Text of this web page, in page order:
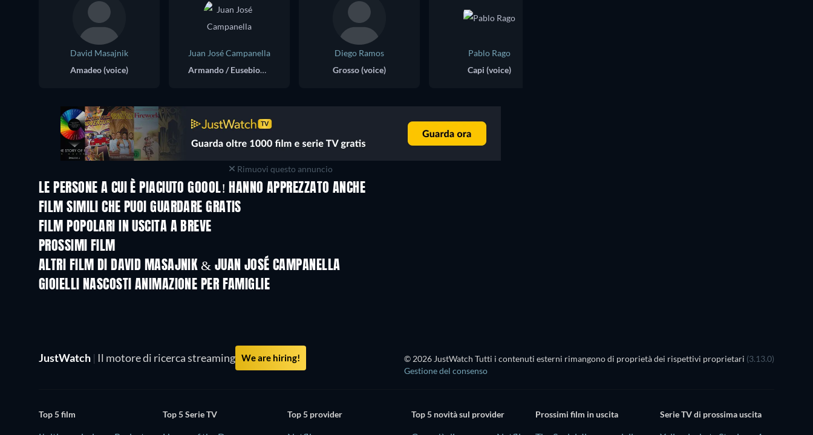
David Masajnik
Amadeo (voice)
Juan José Campanella
Armando / Eusebio / Lechuga / Clark (voice)
Diego Ramos
Grosso (voice)
Pablo Rago
Capi (voice)
Rimuovi questo annuncio
LE PERSONE A CUI È PIACIUTO GOOOL! HANNO APPREZZATO ANCHE
FILM SIMILI CHE PUOI GUARDARE GRATIS
FILM POPOLARI IN USCITA A BREVE
PROSSIMI FILM
ALTRI FILM DI DAVID MASAJNIK & JUAN JOSÉ CAMPANELLA
GIOIELLI NASCOSTI ANIMAZIONE PER FAMIGLIE
TV
JustWatch | Il motore di ricerca streaming We are hiring! © 2026 JustWatch Tutti i contenuti esterni rimangono di proprietà dei rispettivi proprietari (3.13.0)
Gestione del consenso
Top 5 film Top 5 Serie TV Top 5 provider Top 5 novità sul provider Prossimi film in uscita Serie TV di prossima uscita